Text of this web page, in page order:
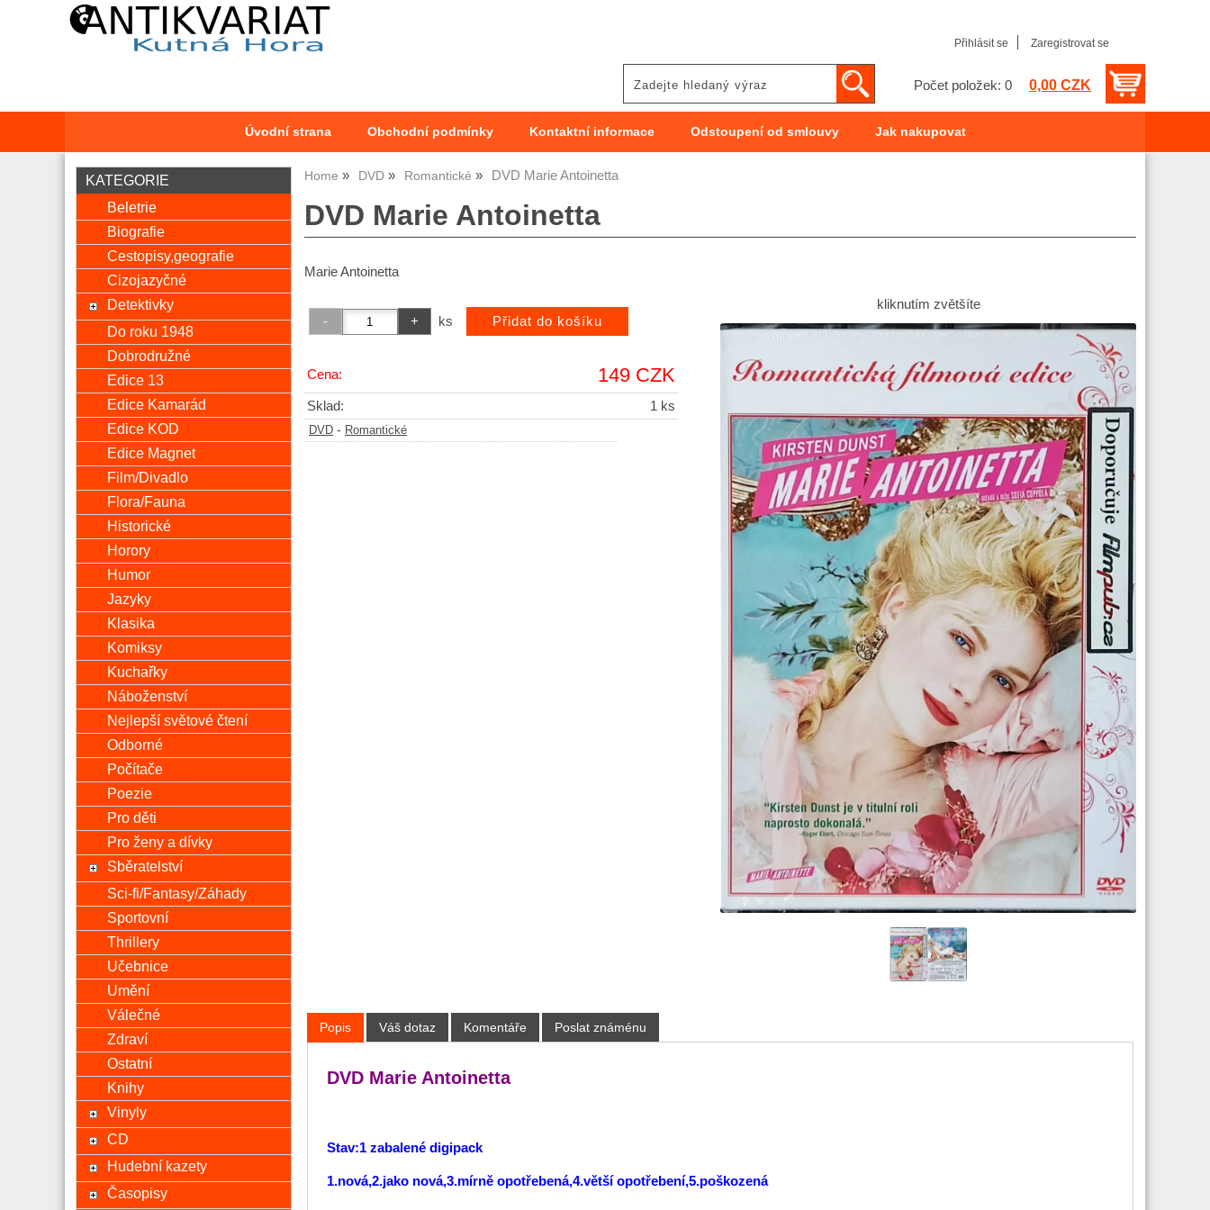
Přihlásit se Zaregistrovat se
Počet položek: 0 0,00 CZK
Úvodní strana Obchodní podmínky Kontaktní informace Odstoupení od smlouvy Jak nakupovat
Home DVD Romantické DVD Marie Antoinetta
DVD Marie Antoinetta
Marie Antoinetta
kliknutím zvětšíte
ks
Cena: 149 CZK
Sklad: 1 ks
DVD - Romantické
Popis Váš dotaz Komentáře Poslat známénu
DVD Marie Antoinetta
Stav:1 zabalené digipack
1.nová,2.jako nová,3.mírně opotřebená,4.větší opotřebení,5.poškozená
KATEGORIE
Beletrie
Biografie
Cestopisy,geografie
Cizojazyčné
Detektivky
Do roku 1948
Dobrodružné
Edice 13
Edice Kamarád
Edice KOD
Edice Magnet
Film/Divadlo
Flora/Fauna
Historické
Horory
Humor
Jazyky
Klasika
Komiksy
Kuchařky
Náboženství
Nejlepší světové čtení
Odborné
Počítače
Poezie
Pro děti
Pro ženy a dívky
Sběratelství
Sci-fi/Fantasy/Záhady
Sportovní
Thrillery
Učebnice
Umění
Válečné
Zdraví
Ostatní
Knihy
Vinyly
CD
Hudební kazety
Časopisy